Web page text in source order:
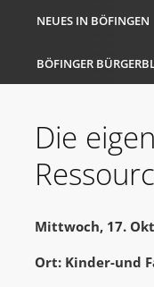
NEUES IN BÖFINGEN
BÖFINGER
Die
Mittwoch, 17.
Ort: Kinder-und